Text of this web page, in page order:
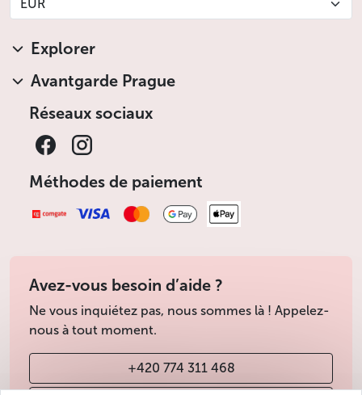
EUR
Explorer
Avantgarde Prague
Réseaux sociaux
Méthodes de paiement
Avez-vous besoin d’aide ?
Ne vous inquiétez pas, nous sommes là ! Appelez-
nous à tout moment.
+420 774 311 468